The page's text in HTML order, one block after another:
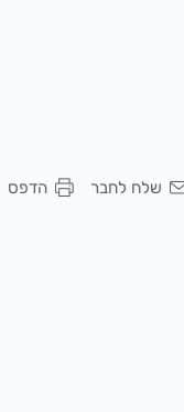
הדפס שלח לחבר